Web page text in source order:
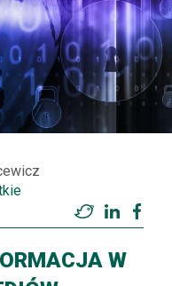
Twitter
W